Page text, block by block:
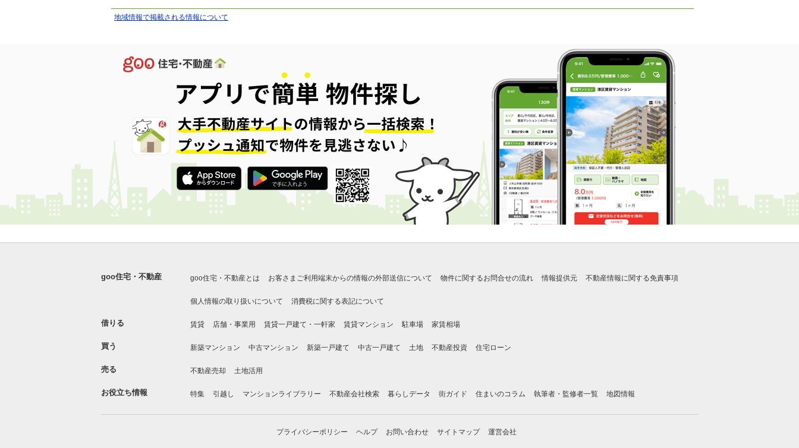
地域情報で掲載される情報について
goo住宅・不動産 goo住宅・不動産とは お客さまご利用端末からの情報の外部送信について 物件に関するお問合せの流れ 情報提供元 不動産情報に関する免責事項
個人情報の取り扱いについて 消費税に関する表記について
借りる 賃貸 店舗・事業用 賃貸一戸建て・一軒家 賃貸マンション 駐車場 家賃相場
買う 新築マンション 中古マンション 新築一戸建て 中古一戸建て 土地 不動産投資 住宅ローン
売る 不動産売却 土地活用
お役立ち情報 特集 引越し マンションライブラリー 不動産会社検索 暮らしデータ 街ガイド 住まいのコラム 執筆者・監修者一覧 地図情報
プライバシーポリシー ヘルプ お問い合わせ サイトマップ 運営会社